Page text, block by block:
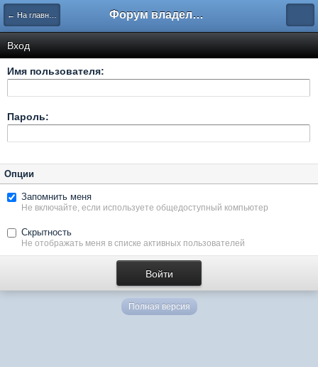
← На главную Форум владельцев интернет-магазинов
Вход
Имя пользователя:
Пароль:
Опции
Запомнить меня
Не включайте, если используете общедоступный компьютер
Скрытность
Не отображать меня в списке активных пользователей
Полная версия